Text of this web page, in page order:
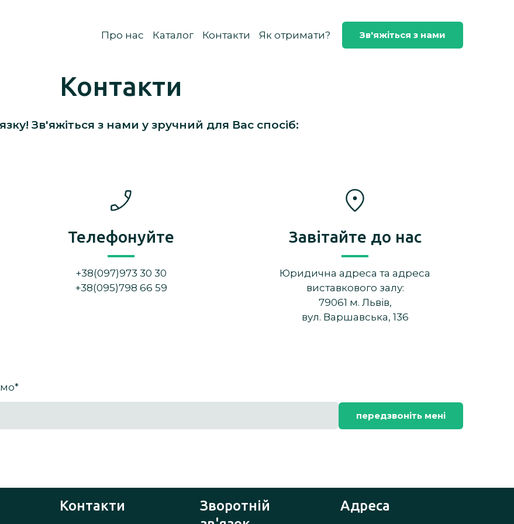
Про нас Каталог Контакти Як отримати? Зв'яжіться з нами
Контакти
Зв'яжіться з нами у зручний для Вас спосіб:
Телефонуйте
+38(097)973 30 30
+38(095)798 66 59
Завітайте до нас
Юридична адреса та адреса
виставкового залу:
79061 м. Львів,
вул. Варшавська, 136
*
передзвоніть мені
Контакти
Зворотній
Адреса